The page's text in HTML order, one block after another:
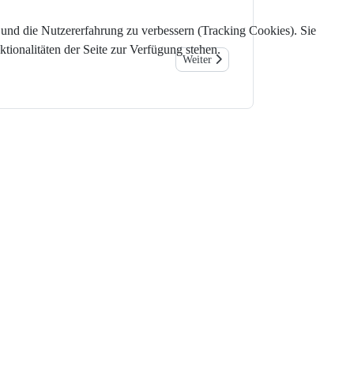
Nächster Beitrag: Alle
Weiter
die Nutzererfahrung zu verbessern (Tracking Cookies). Sie
der Seite zur Verfügung stehen.